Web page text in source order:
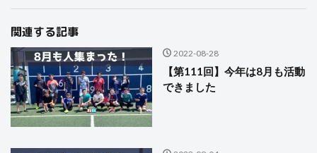
関連する記事
2022-08-28
【第111回】今年は8月も活動
できました